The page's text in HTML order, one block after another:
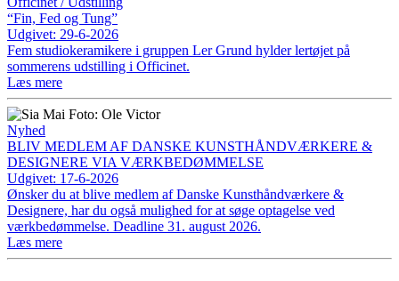
“Fin, Fed og Tung”
Udgivet: 29-6-2026
Fem studiokeramikere i gruppen Ler Grund hylder lertøjet på
sommerens udstilling i Officinet.
Læs mere
Nyhed
BLIV MEDLEM AF DANSKE KUNSTHÅNDVÆRKERE &
DESIGNERE VIA VÆRKBEDØMMELSE
Udgivet: 17-6-2026
Ønsker du at blive medlem af Danske Kunsthåndværkere &
Designere, har du også mulighed for at søge optagelse ved
værkbedømmelse. Deadline 31. august 2026.
Læs mere